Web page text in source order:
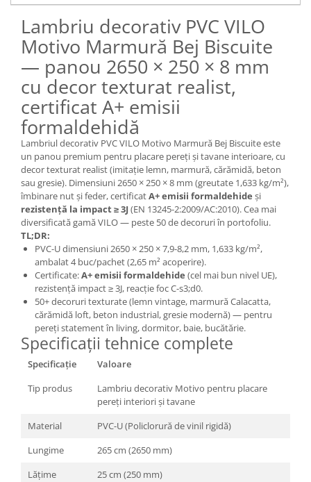
Lambriu decorativ PVC VILO
Motivo Marmură Bej Biscuite
— panou 2650 × 250 × 8 mm
cu decor texturat realist,
certificat A+ emisii
formaldehidă
Lambriul decorativ PVC VILO Motivo Marmură Bej Biscuite este
un panou premium pentru placare pereți și tavane interioare, cu
decor texturat realist (imitație lemn, marmură, cărămidă, beton
sau gresie). Dimensiuni 2650 × 250 × 8 mm (greutate 1,633 kg/m²),
îmbinare nut și feder, certificatA+ emisii formaldehide și
rezistență la impact ≥ 3J (EN 13245-2:2009/AC:2010). Cea mai
diversificată gamă VILO — peste 50 de decoruri în portofoliu.
TL;DR:
PVC-U dimensiuni 2650 × 250 × 7,9-8,2 mm, 1,633 kg/m²,
ambalat 4 buc/pachet (2,65 m² acoperire).
Certificate:A+ emisii formaldehide (cel mai bun nivel UE),
rezistență impact ≥ 3J, reacție foc C-s3;d0.
50+ decoruri texturate (lemn vintage, marmură Calacatta,
cărămidă loft, beton industrial, gresie modernă) — pentru
pereți statement în living, dormitor, baie, bucătărie.
Specificații tehnice complete
Specificație
Valoare
Tip produs
Lambriu decorativ Motivo pentru placare
pereți interiori și tavane
Material
PVC-U (Policlorură de vinil rigidă)
Lungime
265 cm (2650 mm)
Lățime
25 cm (250 mm)